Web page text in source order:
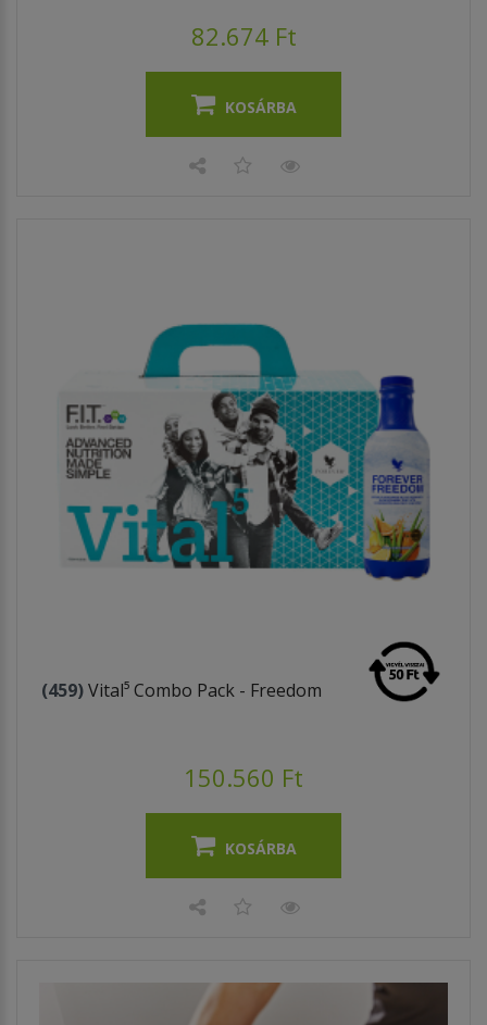
82.674 Ft
KOSÁRBA
(459)Vital⁵ Combo Pack - Freedom
150.560 Ft
KOSÁRBA